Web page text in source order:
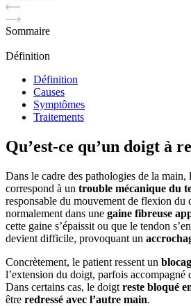
Sommaire
Définition
Définition
Causes
Symptômes
Traitements
Qu’est-ce qu’un doigt à
Dans le cadre des pathologies de la main,
correspond à un trouble mécanique du
responsable du mouvement de flexion du
normalement dans une gaine fibreuse
cette gaine s’épaissit ou que le tendon
devient difficile, provoquant un
Concrètement, le patient ressent un
l’extension du doigt, parfois accompagné
Dans certains cas, le doigt reste bloqué
être redressé avec l’autre main.